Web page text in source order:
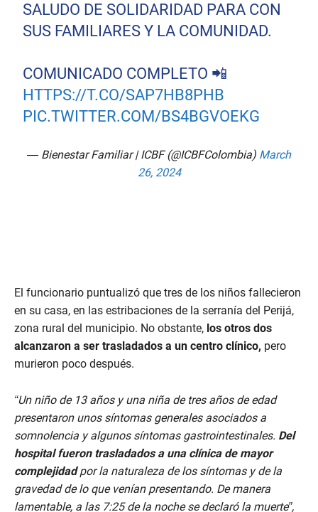
SALUDO DE SOLIDARIDAD PARA CON
SUS FAMILIARES Y LA COMUNIDAD.
COMUNICADO COMPLETO 📲
HTTPS://T.CO/SAP7HB8PHB
PIC.TWITTER.COM/BS4BGVOEKG
— Bienestar Familiar | ICBF (@ICBFColombia) March
26, 2024
El funcionario puntualizó que tres de los niños fallecieron
en su casa, en las estribaciones de la serranía del Perijá,
zona rural del municipio. No obstante, los otros dos
alcanzaron a ser trasladados a un centro clínico, pero
murieron poco después.
“Un niño de 13 años y una niña de tres años de edad
presentaron unos síntomas generales asociados a
somnolencia y algunos síntomas gastrointestinales. Del
hospital fueron trasladados a una clínica de mayor
complejidadpor la naturaleza de los síntomas y de la
gravedad de lo que venían presentando. De manera
lamentable, a las 7:25 de la noche se declaró la muerte”,